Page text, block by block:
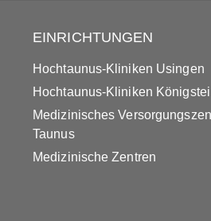
EINRICHTUNGEN
Hochtaunus-Kliniken Usingen
Hochtaunus-Kliniken
Medizinisches
Taunus
Medizinische Zentren